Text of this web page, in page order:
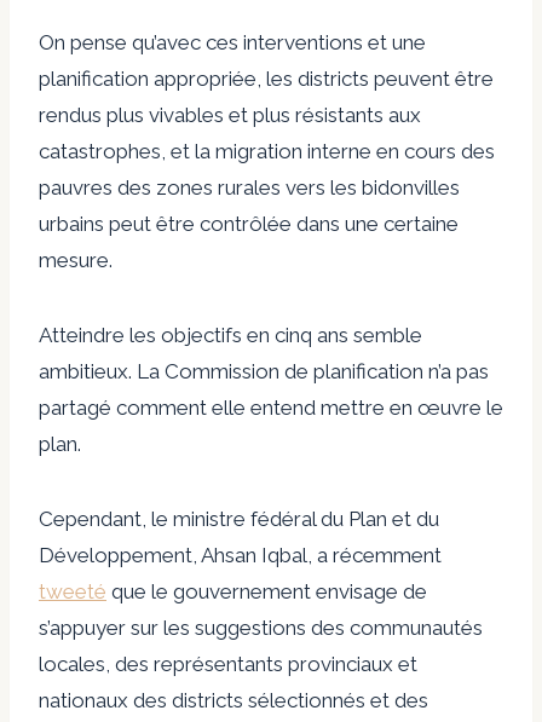
On pense qu’avec ces interventions et une
planification appropriée, les districts peuvent être
rendus plus vivables et plus résistants aux
catastrophes, et la migration interne en cours des
pauvres des zones rurales vers les bidonvilles
urbains peut être contrôlée dans une certaine
mesure.
Atteindre les objectifs en cinq ans semble
ambitieux. La Commission de planification n’a pas
partagé comment elle entend mettre en œuvre le
plan.
Cependant, le ministre fédéral du Plan et du
Développement, Ahsan Iqbal, a récemment
tweeté que le gouvernement envisage de
s’appuyer sur les suggestions des communautés
locales, des représentants provinciaux et
nationaux des districts sélectionnés et des